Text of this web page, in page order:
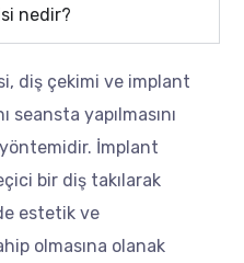
nedir?
diş çekimi ve implant
yapılmasını
İmplant
bir diş takılarak
estetik ve
olmasına olanak